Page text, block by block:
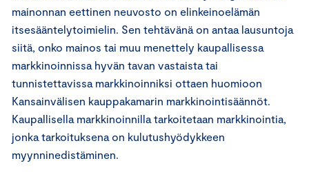
mainonnan eettinen neuvosto on elinkeinoelämän
itsesääntelytoimielin. Sen tehtävänä on antaa lausuntoja
siitä, onko mainos tai muu menettely kaupallisessa
markkinoinnissa hyvän tavan vastaista tai
tunnistettavissa markkinoinniksi ottaen huomioon
Kansainvälisen kauppakamarin markkinointisäännöt.
Kaupallisella markkinoinnilla tarkoitetaan markkinointia,
jonka tarkoituksena on kulutushyödykkeen
myynninedistäminen.